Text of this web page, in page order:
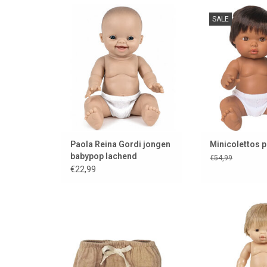
Paola Reina Gordi jongen
babypop lachend
TOEVOEGEN AAN WINKELWAGEN
Paola Reina Gordi jongen
babypop lachend
€22,99
SALE
Luka is een
merk
TOEVOEGEN AAN
Minicolettos
€54,99
Pop Archie van
rechtop
TOEVOEGEN AAN